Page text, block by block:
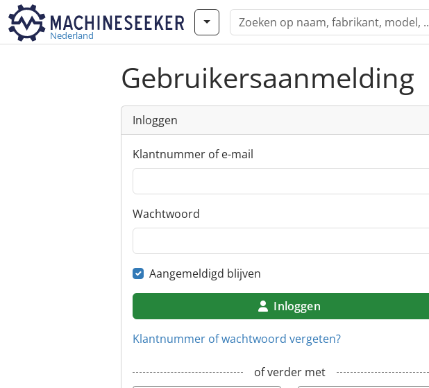
Nederland
Gebruikersaanmelding
Inloggen
Klantnummer of e-mail
Wachtwoord
Aangemeldigd blijven
Inloggen
Klantnummer of wachtwoord vergeten?
of verder met